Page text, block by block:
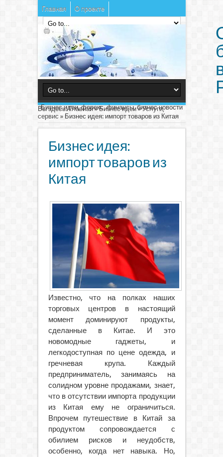
Главная О проекте
Бизнес идеи, форекс, финансы, бизнес новости
Вы здесь:Главная»Бизнес идеи»Услуги,
сервис » Бизнес идея: импорт товаров из Китая
Бизнес идея:
импорт товаров из
Китая
Известно, что на полках наших
торговых центров в настоящий
момент доминируют продукты,
сделанные в Китае. И это
новомодныегаджеты, и
легкодоступная по цене одежда, и
гречневая крупа. Каждый
предприниматель, занимаясь на
солидном уровне продажами, знает,
что в отсутствии импорта продукции
из Китая ему не ограничиться.
Впрочем путешествие в Китай за
продуктом сопровождается с
обилием рисков и неудобств,
особенно, когда нет навыка. Но,